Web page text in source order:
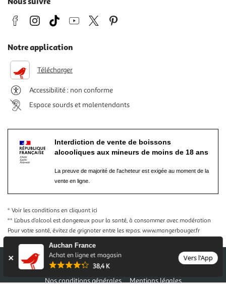
Auchan France
Achat en ligne et magasin
38,4 K
Vers l'App
Notre application
Télécharger
Accessibilité : non conforme
Espace sourds et malentendants
Interdiction de vente de boissons
alcooliques aux mineurs de moins de 18 ans
La preuve de majorité de l'acheteur est exigée au moment de la
vente en ligne.
* Voir les conditions en cliquant ici
** L’abus d’alcool est dangereux pour la santé, à consommer avec modération
Pour votre santé, évitez de grignoter entre les repas. www.mangerbouger.fr
Nos conditions générales Mentions légales